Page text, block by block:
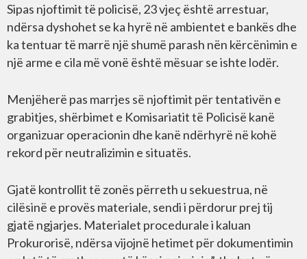
Sipas njoftimit të policisë, 23 vjeç është arrestuar,
ndërsa dyshohet se ka hyrë në ambientet e bankës dhe
ka tentuar të marrë një shumë parash nën kërcënimin e
një arme e cila më vonë është mësuar se ishte lodër.
Menjëherë pas marrjes së njoftimit për tentativën e
grabitjes, shërbimet e Komisariatit të Policisë kanë
organizuar operacionin dhe kanë ndërhyrë në kohë
rekord për neutralizimin e situatës.
Gjatë kontrollit të zonës përreth u sekuestrua, në
cilësinë e provës materiale, sendi i përdorur prej tij
gjatë ngjarjes. Materialet procedurale i kaluan
Prokurorisë, ndërsa vijojnë hetimet për dokumentimin